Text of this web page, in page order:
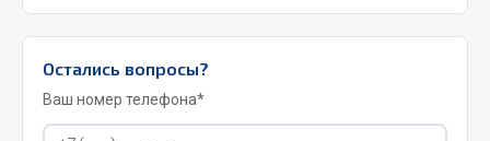
Цитрон
Показать ещё
Остались вопросы?
Ваш номер телефона*